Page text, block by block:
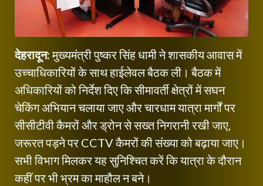
देहरादून:मुख्यमंत्री पुष्कर सिंह धामी ने शासकीय आवास में
उच्चाधिकारियों के साथ हाईलेवल बैठक ली। बैठक में
अधिकारियों को निर्देश दिए कि सीमावर्ती क्षेत्रों में सघन
चेकिंग अभियान चलाया जाए और चारधाम यात्रा मार्गों पर
सीसीटीवी कैमरों और ड्रोन से सख्त निगरानी रखी जाए,
जरूरत पड़ने पर CCTV कैमरों की संख्या को बढ़ाया जाए।
सभी विभाग मिलकर यह सुनिश्चित करें कि यात्रा के दौरान
कहीं पर भी भ्रम का माहौल न बने।